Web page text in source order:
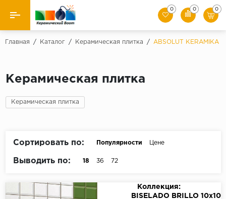
Назад
Керамическая плитка
Керамогранит
0 0 0
Главная / Каталог / Керамическая плитка / ABSOLUT KERAMIKA
Керамическая плитка
Керамическая плитка
Сортировать по: Популярности Цене
Выводить по: 18 36 72
Коллекция:
BISELADO BRILLO 10x10